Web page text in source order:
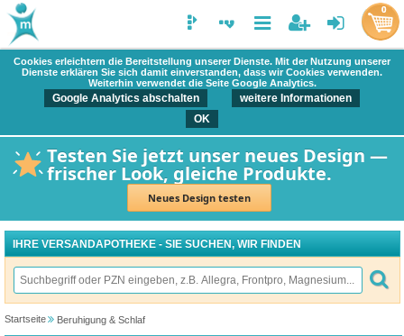
Cookies erleichtern die Bereitstellung unserer Dienste. Mit der Nutzung unserer
Dienste erklären Sie sich damit einverstanden, dass wir Cookies verwenden.
Weiterhin verwendet die Seite Google Analytics.
Google Analytics abschalten
weitere Informationen
OK
Testen Sie jetzt unser neues Design —
frischer Look, gleiche Produkte.
Neues Design testen
0
IHRE VERSANDAPOTHEKE - SIE SUCHEN, WIR FINDEN
Startseite Beruhigung & Schlaf